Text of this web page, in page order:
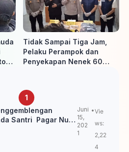
Tidak Sampai Tiga Jam,
Pelaku Perampok dan
Penyekapan Nenek 60
Santri Pagar Nusa
Juni
15,
202
1
Vie
ws:
2,22
4